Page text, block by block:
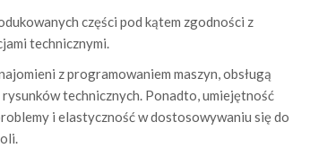
części pod kątem zgodności z
technicznymi.
z programowaniem maszyn, obsługą
technicznych. Ponadto, umiejętność
i elastyczność w dostosowywaniu się do